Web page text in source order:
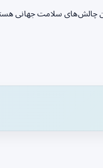
سلامت جهانی